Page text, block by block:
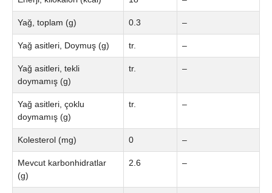
Yağ, toplam (g) 0.3 –
Yağ asitleri, Doymuş (g) tr. –
Yağ asitleri, tekli
doymamış (g)
tr. –
Yağ asitleri, çoklu
doymamış (g)
tr. –
Kolesterol (mg) 0 –
Mevcut karbonhidratlar
(g)
2.6 –